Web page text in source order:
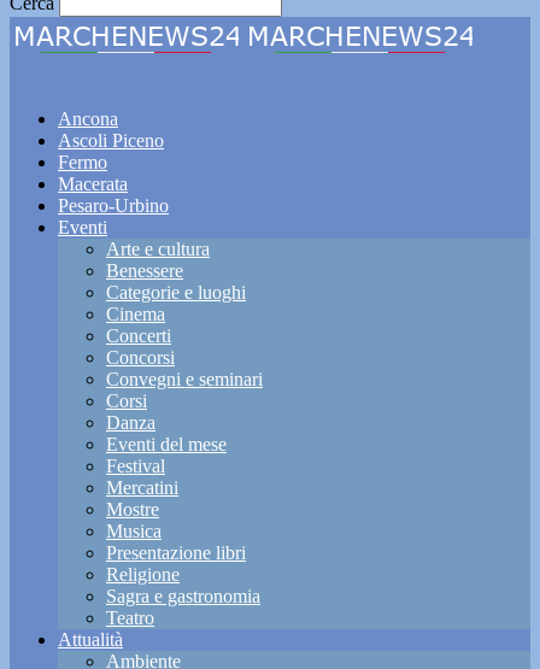
Ancona
Ascoli Piceno
Fermo
Macerata
Pesaro-Urbino
Eventi
Arte e cultura
Benessere
Categorie e luoghi
Cinema
Concerti
Concorsi
Convegni e seminari
Corsi
Danza
Eventi del mese
Festival
Mercatini
Mostre
Musica
Presentazione libri
Religione
Sagra e gastronomia
Teatro
Attualità
Ambiente